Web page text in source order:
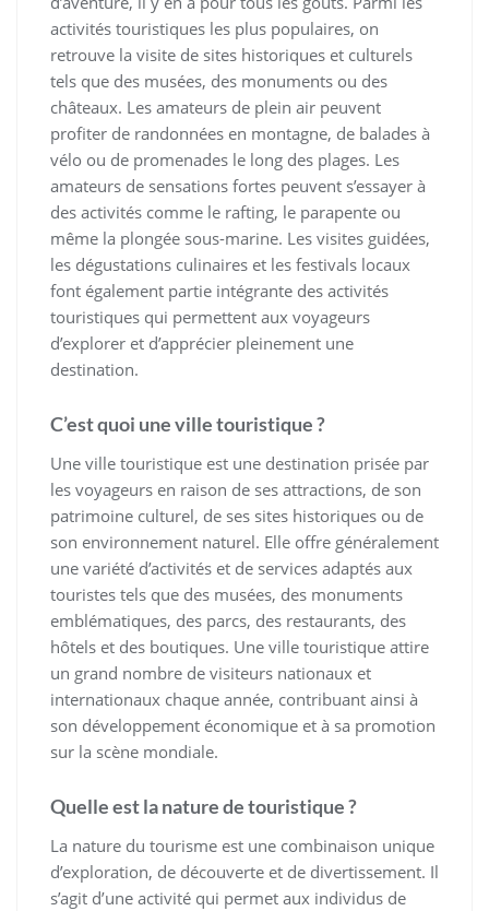
activités touristiques les plus populaires, on
retrouve la visite de sites historiques et culturels
tels que des musées, des monuments ou des
châteaux. Les amateurs de plein air peuvent
profiter de randonnées en montagne, de balades à
vélo ou de promenades le long des plages. Les
amateurs de sensations fortes peuvent s’essayer à
des activités comme le rafting, le parapente ou
même la plongée sous-marine. Les visites guidées,
les dégustations culinaires et les festivals locaux
font également partie intégrante des activités
touristiques qui permettent aux voyageurs
d’explorer et d’apprécier pleinement une
destination.
C’est quoi une ville touristique ?
Une ville touristique est une destination prisée par
les voyageurs en raison de ses attractions, de son
patrimoine culturel, de ses sites historiques ou de
son environnement naturel. Elle offre généralement
une variété d’activités et de services adaptés aux
touristes tels que des musées, des monuments
emblématiques, des parcs, des restaurants, des
hôtels et des boutiques. Une ville touristique attire
un grand nombre de visiteurs nationaux et
internationaux chaque année, contribuant ainsi à
son développement économique et à sa promotion
sur la scène mondiale.
Quelle est la nature de touristique ?
La nature du tourisme est une combinaison unique
d’exploration, de découverte et de divertissement. Il
s’agit d’une activité qui permet aux individus de